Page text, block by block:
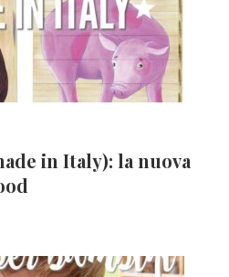
in Italy): la nuova